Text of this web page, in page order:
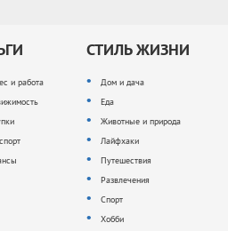
и работа
СТИЛЬ ЖИЗНИ
Дом и дача
Еда
Животные и природа
Лайфхаки
Путешествия
Развлечения
Спорт
Хобби